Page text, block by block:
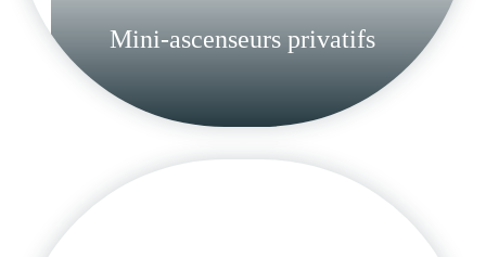
Élévateurs verticaux
accumsan nam letius primis facilisis
Mini-ascenseurs privatifs